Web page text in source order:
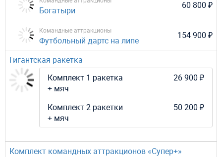
Богатыри 60 800 ₽
Командные аттракционы
Футбольный дартс на липе 154 900 ₽
Гигантская ракетка
Комплект 1 ракетка
+ мяч
26 900 ₽
Комплект 2 ракетки
+ мяч
50 200 ₽
Комплект командных аттракционов «Супер+»